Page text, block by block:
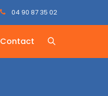
04 90 87 35 02
Contact